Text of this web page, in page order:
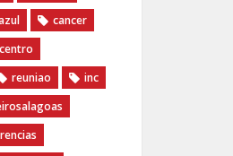
cancer
centro
reuniao
inc